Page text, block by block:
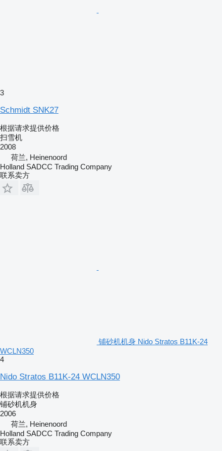
3
Schmidt SNK27
根据请求提供价格
扫雪机
2008
荷兰, Heinenoord
Holland SADCC Trading Company
联系卖方
铺砂机机身 Nido Stratos B11K-24
WCLN350
4
Nido Stratos B11K-24 WCLN350
根据请求提供价格
铺砂机机身
2006
荷兰, Heinenoord
Holland SADCC Trading Company
联系卖方